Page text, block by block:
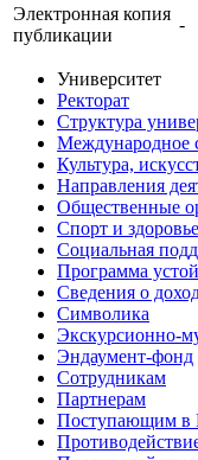
Электронная копия
публикации
-
Университет
Ректорат
Структура
Международное
Культура,
Направления
Общественные
Спорт и здоровье
Социальная
Программа
Сведения о
Символика
Экскурсионно-
Эндаумент-фонд
Сотрудникам
Партнерам
Поступающим в